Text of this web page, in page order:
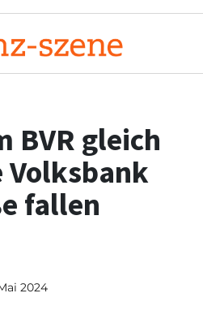
BVR gleich
Volksbank
fallen
2024